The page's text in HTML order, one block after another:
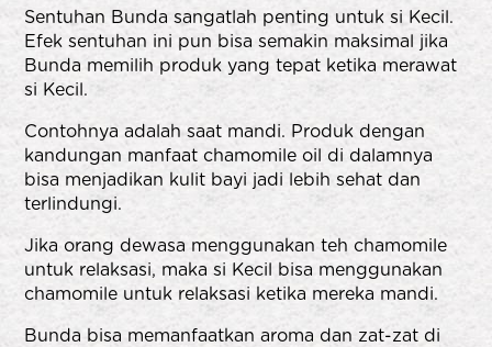
Sentuhan Bunda sangatlah penting untuk si Kecil.
Efek sentuhan ini pun bisa semakin maksimal jika
Bunda memilih produk yang tepat ketika merawat
si Kecil.
Contohnya adalah saat mandi. Produk dengan
kandungan manfaat chamomile oil di dalamnya
bisa menjadikan kulit bayi jadi lebih sehat dan
terlindungi.
Jika orang dewasa menggunakan teh chamomile
untuk relaksasi, maka si Kecil bisa menggunakan
chamomile untuk relaksasi ketika mereka mandi.
Bunda bisa memanfaatkan aroma dan zat-zat di